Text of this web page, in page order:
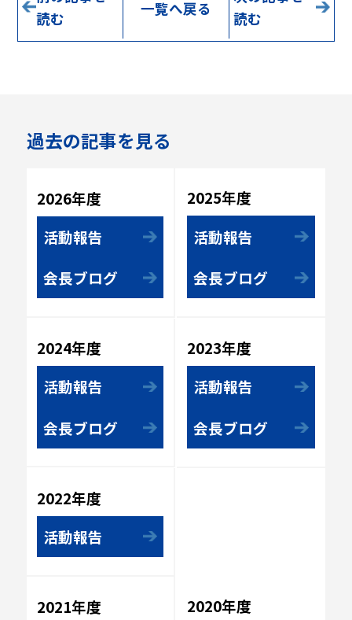
読む
一覧へ戻る
読む
過去の記事を見る
2026年度
活動報告
会長ブログ
2025年度
活動報告
会長ブログ
2024年度
活動報告
会長ブログ
2023年度
活動報告
会長ブログ
2022年度
活動報告
2021年度
2020年度